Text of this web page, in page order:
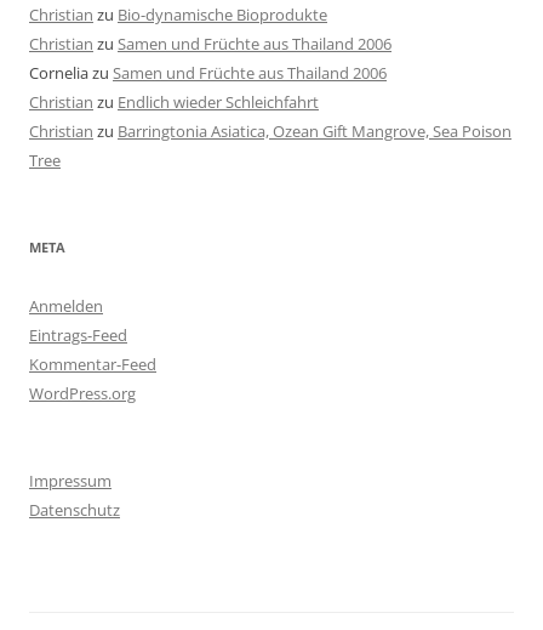
Christian zu Bio-dynamische Bioprodukte
Christian zu Samen und Früchte aus Thailand 2006
Corneliazu Samen und Früchte aus Thailand 2006
Christian zu Endlich wieder Schleichfahrt
Christian zu Barringtonia Asiatica, Ozean Gift Mangrove, Sea Poison
Tree
META
Anmelden
Eintrags-Feed
Kommentar-Feed
WordPress.org
Impressum
Datenschutz